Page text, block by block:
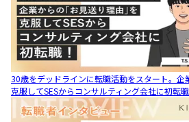
30歳をデッドラインに転職活動をスタート。企
克服してSESからコンサルティング会社に初転職